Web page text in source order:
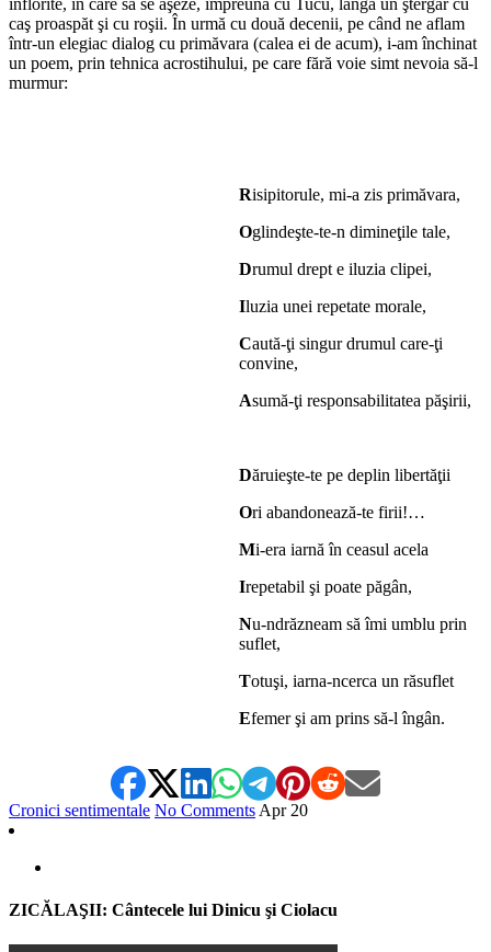
înflorite, în care să se aşeze, împreună cu Tucu, lângă un ştergar cu
caş proaspăt şi cu roşii. În urmă cu două decenii, pe când ne aflam
într-un elegiac dialog cu primăvara (calea ei de acum), i-am închinat
un poem, prin tehnica acrostihului, pe care fără voie simt nevoia să-l
murmur:
Risipitorule, mi-a zis primăvara,
Oglindeşte-te-n dimineţile tale,
Drumul drept e iluzia clipei,
Iluzia unei repetate morale,
Caută-ţi singur drumul care-ţi
convine,
Asumă-ţi responsabilitatea păşirii,
Dăruieşte-te pe deplin libertăţii
Ori abandonează-te firii!…
Mi-era iarnă în ceasul acela
Irepetabil şi poate păgân,
Nu-ndrăzneam să îmi umblu prin
suflet,
Totuşi, iarna-ncerca un răsuflet
Efemer şi am prins să-l îngân.
Cronici sentimentale No Comments Apr 20
ZICĂLAŞII: Cântecele lui Dinicu şi Ciolacu